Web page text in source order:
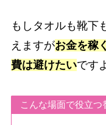
もしタオルも靴下
えますがお金を稼
費は避けたいです
こんな場面で役立つ